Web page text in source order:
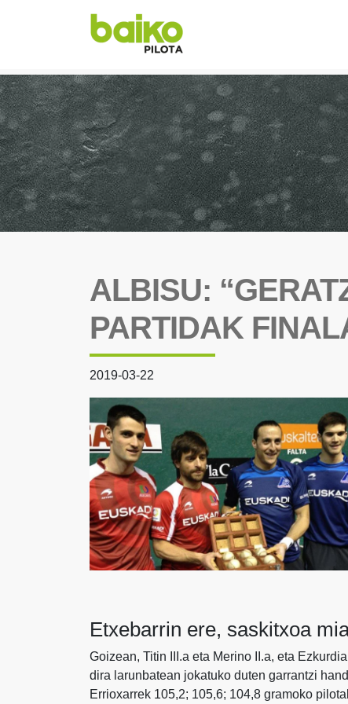
ALBISU:
PARTIDAK
2019-03-22
Etxebarrin ere, saskitxoa
Goizean, Titin III.a eta Merino II.a, eta
dira larunbatean jokatuko duten garrantzi
Errioxarrek 105,2; 105,6; 104,8 gramoko